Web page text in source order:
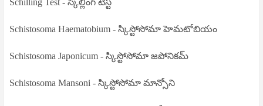
Schilling Test - స్కిల్లింగ్ టెస్ట్
Schistosoma Haematobium - స్కిస్టోసోమా హెమటోబియం
Schistosoma Japonicum - స్కిస్టోసోమా జపోనికమ్
Schistosoma Mansoni - స్కిస్టోసోమా మాన్సోని